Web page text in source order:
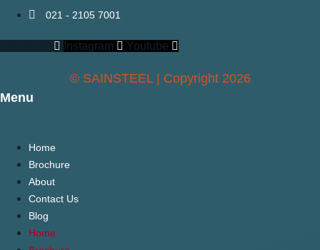
021 - 2105 7001
Instagram Youtube
© SAINSTEEL | Copyright 2026
Menu
Home
Brochure
About
Contact Us
Blog
Home